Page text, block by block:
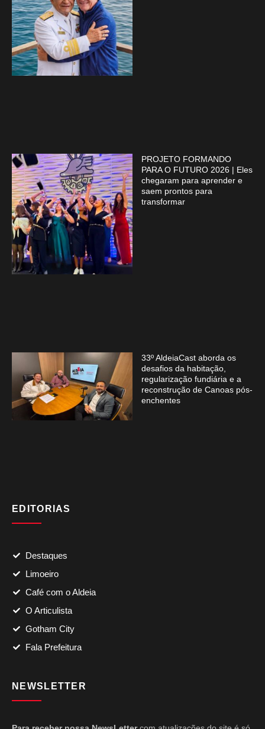
PROJETO FORMANDO
PARA O FUTURO 2026 | Eles
chegaram para aprender e
saem prontos para
transformar
33º AldeiaCast aborda os
desafios da habitação,
regularização fundiária e a
reconstrução de Canoas pós-
enchentes
EDITORIAS
Destaques
Limoeiro
Café com o Aldeia
O Articulista
Gotham City
Fala Prefeitura
NEWSLETTER